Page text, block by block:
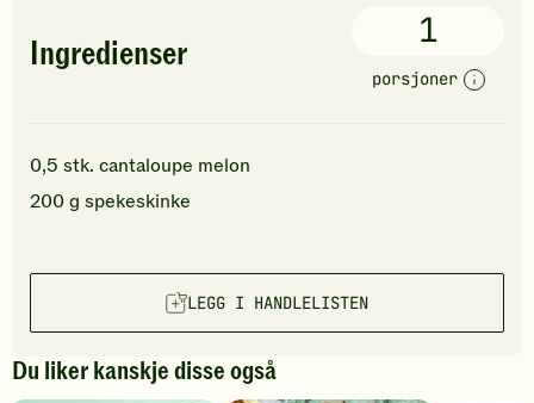
Ingredienser
1
porsjoner
0,5 stk. cantaloupe melon
200g spekeskinke
LEGG I HANDLELISTEN
Du liker kanskje disse også